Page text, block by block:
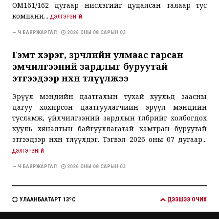
ОМ161/162 дугаар нислэгийг цуцалсан талаар тус
компани... ДЭЛГЭРЭНГҮЙ
— Ч.БАЯРЖАРГАЛ 2026 ОНЫ 08 САРЫН 03
Гэмт хэрэг, зөрчлийн улмаас гарсан
эмчилгээний зардлыг буруутай
этгээдээр нөхөн төлүүлжээ
Эрүүл мэндийн даатгалын тухай хуульд заасны
дагуу хохирсон даатгуулагчийн эрүүл мэндийн
тусламж, үйлчилгээний зардлын төлбөрийг холбогдох
хууль хяналтын байгууллагатай хамтран буруутай
этгээдээр нөхөн төлүүлдэг. Тэгвэл 2026 оны 07 дугаар...
ДЭЛГЭРЭНГҮЙ
— Ч.БАЯРЖАРГАЛ 2026 ОНЫ 08 САРЫН 03
ДЭЭШЭЭ ОЧИХ
УЛААНБААТАРТ 13ºC